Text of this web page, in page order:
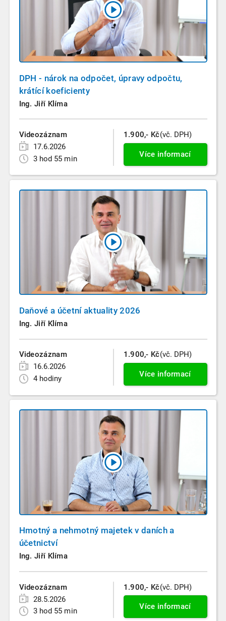
DPH - nárok na odpočet, úpravy odpočtu,
krátící koeficienty
Ing. Jiří Klíma
Videozáznam
17.6.2026
3 hod 55 min
1.900,- Kč(vč. DPH)
Více informací
Daňové a účetní aktuality 2026
Ing. Jiří Klíma
Videozáznam
16.6.2026
4 hodiny
1.900,- Kč(vč. DPH)
Více informací
Hmotný a nehmotný majetek v daních a
účetnictví
Ing. Jiří Klíma
Videozáznam
28.5.2026
3 hod 55 min
1.900,- Kč(vč. DPH)
Více informací